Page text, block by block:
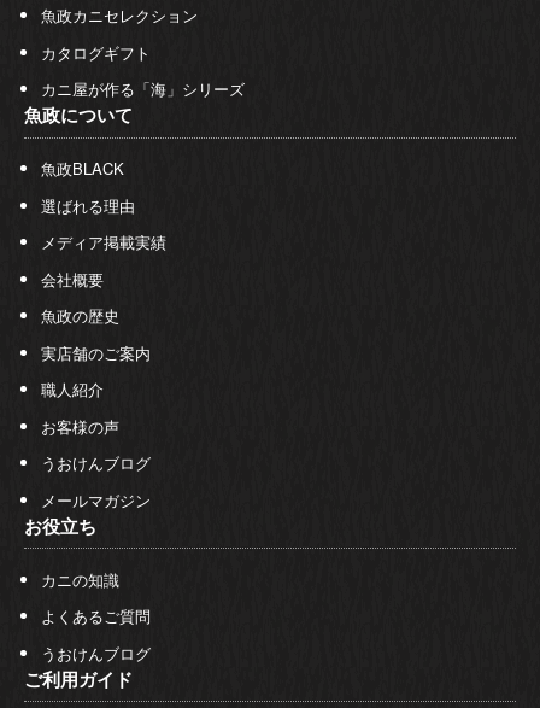
魚政カニセレクション
カタログギフト
カニ屋が作る「海」シリーズ
魚政について
魚政BLACK
選ばれる理由
メディア掲載実績
会社概要
魚政の歴史
実店舗のご案内
職人紹介
お客様の声
うおけんブログ
メールマガジン
お役立ち
カニの知識
よくあるご質問
うおけんブログ
ご利用ガイド